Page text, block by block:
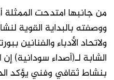
من جانبها امتدحت
ووصفته بالبداية القوية
ولاتحاد الأدباء والفنانين
الشابة لـ(أصداء سودانية)
بنشاط ثقافي وفني يؤكد